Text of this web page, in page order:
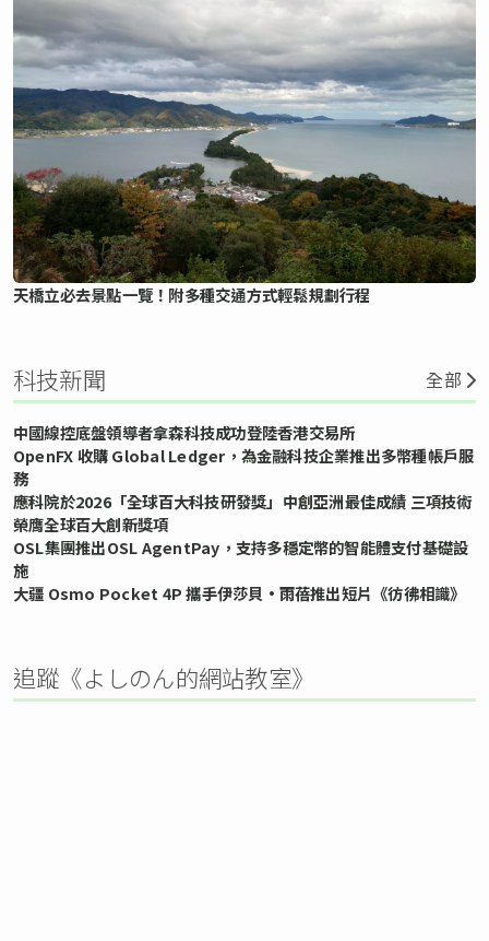
天橋立必去景點一覽！附多種交通方式輕鬆規劃行程
科技新聞 全部
中國線控底盤領導者拿森科技成功登陸香港交易所
OpenFX 收購 Global Ledger，為金融科技企業推出多幣種帳戶服
務
應科院於2026「全球百大科技研發獎」中創亞洲最佳成績 三項技術
榮膺全球百大創新獎項
OSL集團推出OSL AgentPay，支持多穩定幣的智能體支付基礎設
施
大疆 Osmo Pocket 4P 攜手伊莎貝•雨蓓推出短片《彷彿相識》
追蹤《よしのん的網站教室》